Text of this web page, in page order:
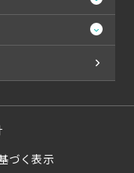
づく表示